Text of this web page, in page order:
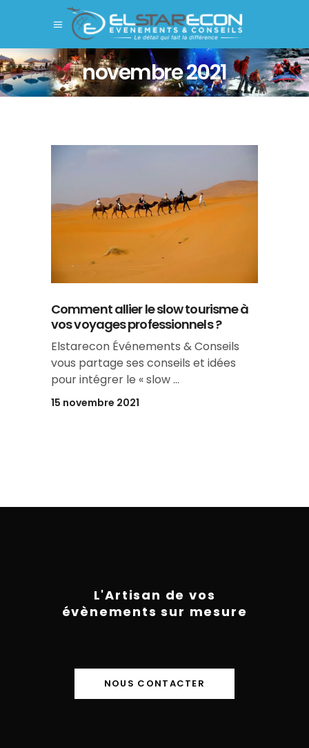
novembre 2021
Comment allier le slow tourisme à
vos voyages professionnels ?
Elstarecon Événements & Conseils
vous partage ses conseils et idées
pour intégrer le « slow
15 novembre 2021
L'Artisan de vos
évènements sur mesure
NOUS CONTACTER